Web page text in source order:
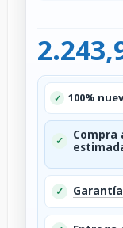
✓ 100%
✓
Compra
✓ Garantía